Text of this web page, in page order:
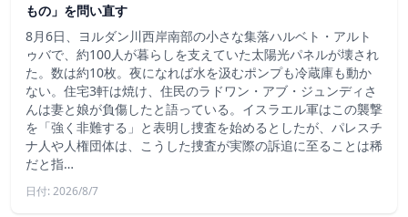
もの」を問い直す
8月6日、ヨルダン川西岸南部の小さな集落ハルベト・アルト
ゥバで、約100人が暮らしを支えていた太陽光パネルが壊され
た。数は約10枚。夜になれば水を汲むポンプも冷蔵庫も動か
ない。住宅3軒は焼け、住民のラドワン・アブ・ジュンディさ
んは妻と娘が負傷したと語っている。イスラエル軍はこの襲撃
を「強く非難する」と表明し捜査を始めるとしたが、パレスチ
ナ人や人権団体は、こうした捜査が実際の訴追に至ることは稀
だと指…
日付: 2026/8/7